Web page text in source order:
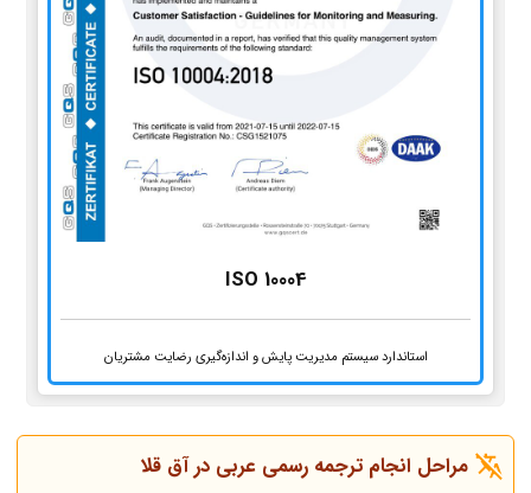
ISO 10004
استاندارد سیستم مدیریت پایش و اندازه‌گیری رضایت مشتریان
مراحل انجام ترجمه رسمی عربی در آق‌ قلا